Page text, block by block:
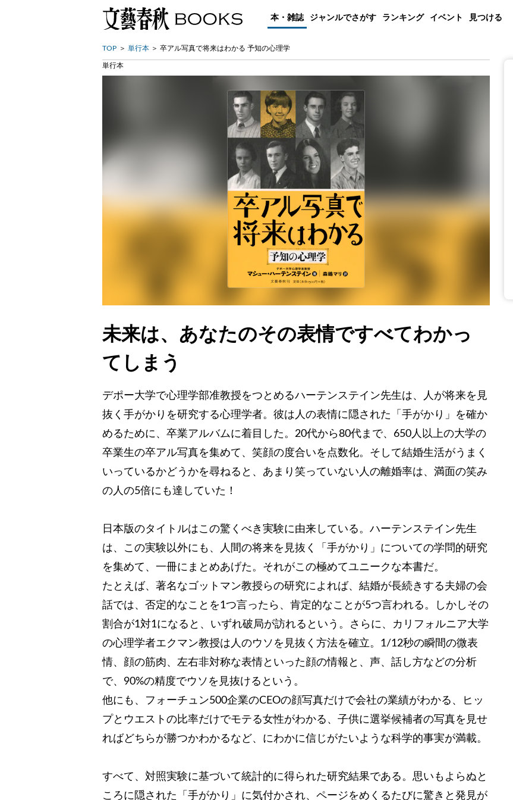
本・雑誌 ジャンルでさがす ランキング イベント 見つける
TOP 単行本 卒アル写真で将来はわかる 予知の心理学
単行本
未来は、あなたのその表情ですべてわかっ
てしまう
デポー大学で心理学部准教授をつとめるハーテンステイン先生は、人が将来を見
抜く手がかりを研究する心理学者。彼は人の表情に隠された「手がかり」を確か
めるために、卒業アルバムに着目した。20代から80代まで、650人以上の大学の
卒業生の卒アル写真を集めて、笑顔の度合いを点数化。そして結婚生活がうまく
いっているかどうかを尋ねると、あまり笑っていない人の離婚率は、満面の笑み
の人の5倍にも達していた！
日本版のタイトルはこの驚くべき実験に由来している。ハーテンステイン先生
は、この実験以外にも、人間の将来を見抜く「手がかり」についての学問的研究
を集めて、一冊にまとめあげた。それがこの極めてユニークな本書だ。
たとえば、著名なゴットマン教授らの研究によれば、結婚が長続きする夫婦の会
話では、否定的なことを1つ言ったら、肯定的なことが5つ言われる。しかしその
割合が1対1になると、いずれ破局が訪れるという。さらに、カリフォルニア大学
の心理学者エクマン教授は人のウソを見抜く方法を確立。1/12秒の瞬間の微表
情、顔の筋肉、左右非対称な表情といった顔の情報と、声、話し方などの分析
で、90%の精度でウソを見抜けるという。
他にも、フォーチュン500企業のCEOの顔写真だけで会社の業績がわかる、ヒッ
プとウエストの比率だけでモテる女性がわかる、子供に選挙候補者の写真を見せ
ればどちらが勝つかわかるなど、にわかに信じがたいような科学的事実が満載。
すべて、対照実験に基づいて統計的に得られた研究結果である。思いもよらぬと
ころに隠された「手がかり」に気付かされ、ページをめくるたびに驚きと発見が